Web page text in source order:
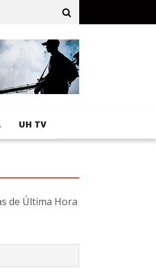
obras de terracería
UH TV
de Última Hora